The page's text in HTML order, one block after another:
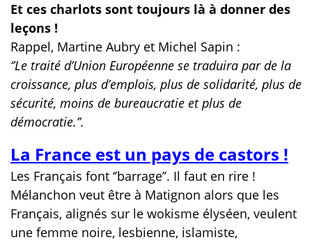
Et ces charlots sont toujours là à donner des
leçons !
Rappel, Martine Aubry et Michel Sapin :
‘’Le traité d’Union Européenne se traduira par de la
croissance, plus d’emplois, plus de solidarité, plus de
sécurité, moins de bureaucratie et plus de
démocratie.’’.
La France est un pays de castors !
Les Français font ‘’barrage’’. Il faut en rire !
Mélanchon veut être à Matignon alors que les
Français, alignés sur le wokisme élyséen, veulent
une femme noire, lesbienne, islamiste,